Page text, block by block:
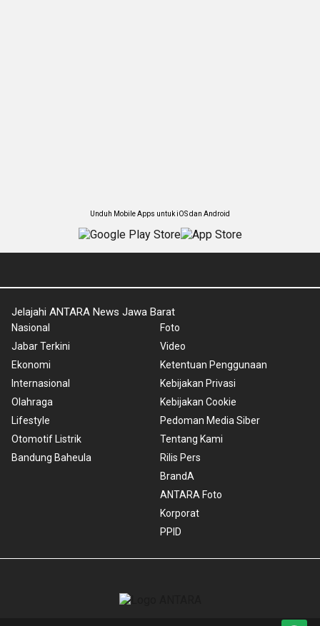
Unduh Mobile Apps untuk iOS dan Android
Jelajahi ANTARA News Jawa Barat
Nasional
Jabar Terkini
Ekonomi
Internasional
Olahraga
Lifestyle
Otomotif Listrik
Bandung Baheula
Foto
Video
Ketentuan Penggunaan
Kebijakan Privasi
Kebijakan Cookie
Pedoman Media Siber
Tentang Kami
Rilis Pers
BrandA
ANTARA Foto
Korporat
PPID